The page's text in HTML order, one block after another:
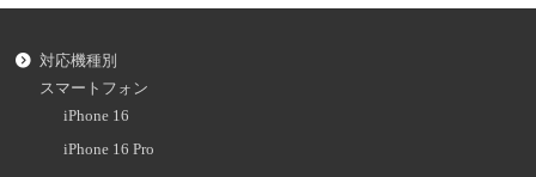
対応機種別
スマートフォン
iPhone 16
iPhone 16 Pro